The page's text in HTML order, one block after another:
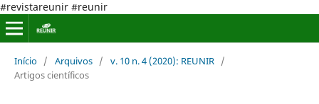
#revistareunir #reunir
Início / Arquivos / v. 10 n. 4 (2020): REUNIR /
Artigos científicos